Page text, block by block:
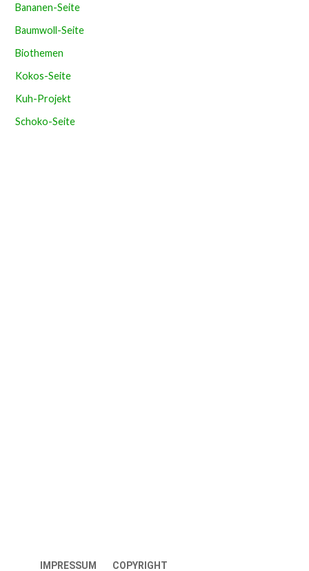
Bananen-Seite
Baumwoll-Seite
Biothemen
Kokos-Seite
Kuh-Projekt
Schoko-Seite
IMPRESSUM COPYRIGHT